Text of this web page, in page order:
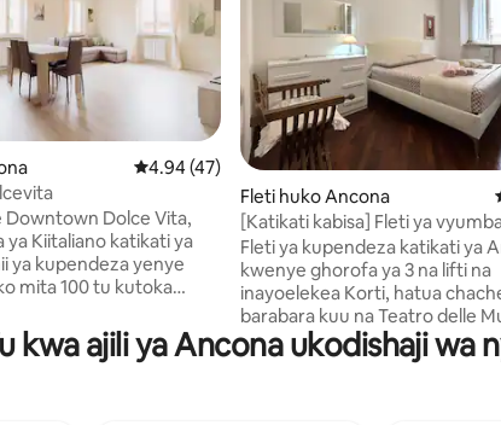
ya 5, tathmini 107
Ukadiriaji wa wastani wa 4.94 kati ya 5,
4.94 (47)
Downtown Dolce Vita,
ya Kiitaliano katikati ya
ya kupendeza yenye
mita 100 tu kutoka
Ikiwa na sebule
jiko lenye vifaa
Fleti huko Ancona
[Katikati kabisa] Fleti ya
yenye starehe
Fleti ya kupendeza katikati ya
kwenye ghorofa ya 3 na lifti na
inayoelekea Korti, hatua
barabara kuu na Teatro delle
Sehemu angavu iliyo wazi
kukalia, chumba kidogo cha
kwa ajili ya Ancona ukodishaji wa